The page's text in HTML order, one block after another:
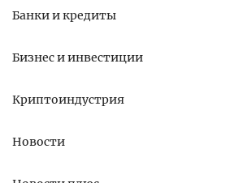
Банки и кредиты
Бизнес и инвестиции
Криптоиндустрия
Новости